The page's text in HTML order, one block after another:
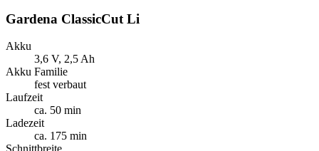
Gardena ClassicCut Li
Akku
3,6 V, 2,5 Ah
Akku Familie
fest verbaut
Laufzeit
ca. 50 min
Ladezeit
ca. 175 min